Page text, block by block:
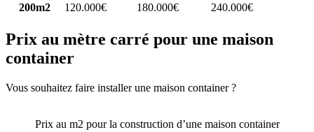
200m2
120.000€ 180.000€ 240.000€
Prix au mètre carré pour une maison
container
Vous souhaitez faire installer une maison container ?
Prix au m2 pour la construction d’une maison container